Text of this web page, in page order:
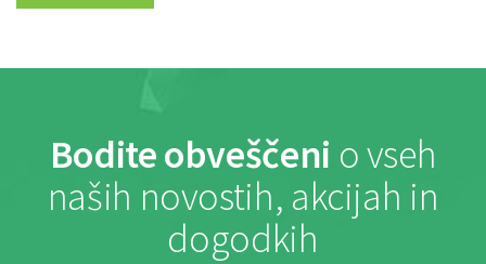
Bodite obveščeni o vseh
naših novostih, akcijah in
dogodkih